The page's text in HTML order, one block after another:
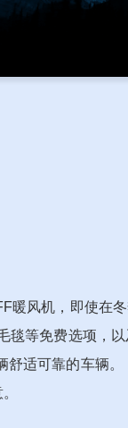
暖风机，即使在冬
等免费选项，以
适可靠的车辆。